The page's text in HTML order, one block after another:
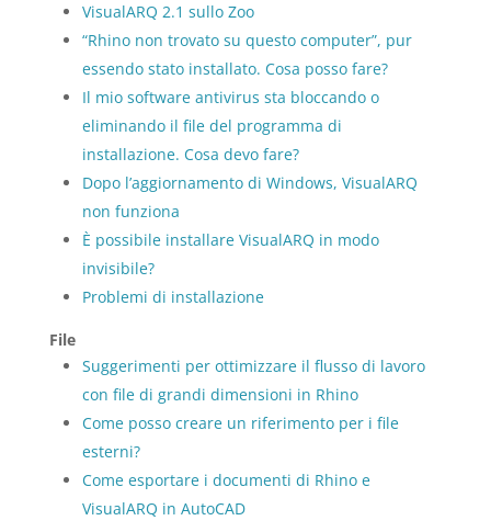
VisualARQ 2.1 sullo Zoo
“Rhino non trovato su questo computer”, pur
essendo stato installato. Cosa posso fare?
Il mio software antivirus sta bloccando o
eliminando il file del programma di
installazione. Cosa devo fare?
Dopo l’aggiornamento di Windows, VisualARQ
non funziona
È possibile installare VisualARQ in modo
invisibile?
Problemi di installazione
File
Suggerimenti per ottimizzare il flusso di lavoro
con file di grandi dimensioni in Rhino
Come posso creare un riferimento per i file
esterni?
Come esportare i documenti di Rhino e
VisualARQ in AutoCAD